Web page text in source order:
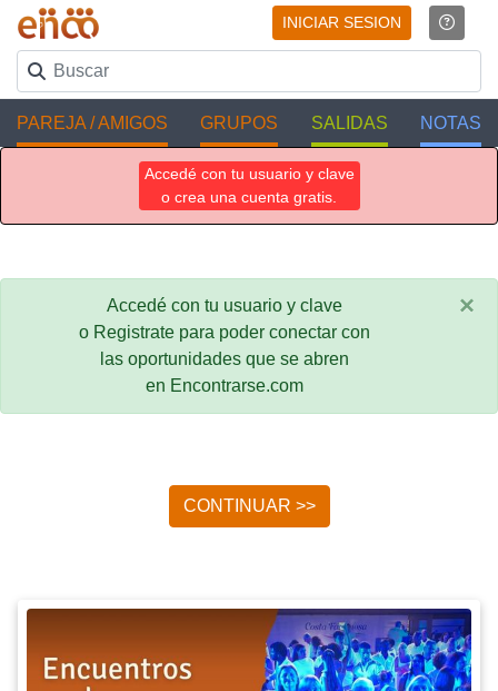
INICIAR SESION
PAREJA / AMIGOS GRUPOS SALIDAS NOTAS
Accedé con tu usuario y clave
o crea una cuenta gratis.
Accedé con tu usuario y clave
o Registrate para poder conectar con
las oportunidades que se abren
en Encontrarse.com
×
CONTINUAR >>